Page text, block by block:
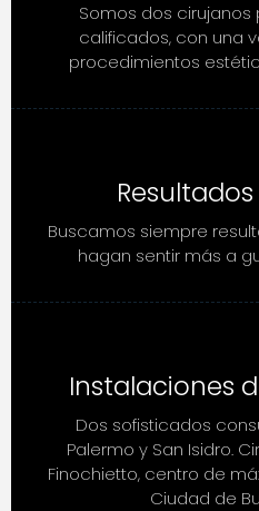
Somos dos
calificados, con una
procedimientos
Buscamos siempre
hagan sentir más a
Instalaciones
Dos sofisticados
Palermo y San Isidro.
Finochietto, centro de
Ciudad de